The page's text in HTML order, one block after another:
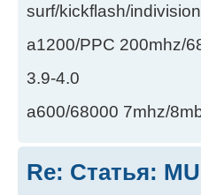
surf/kickflash/
a1200/PPC 200mhz/
3.9-4.0
a600/68000 7mhz/
Re: Статья: